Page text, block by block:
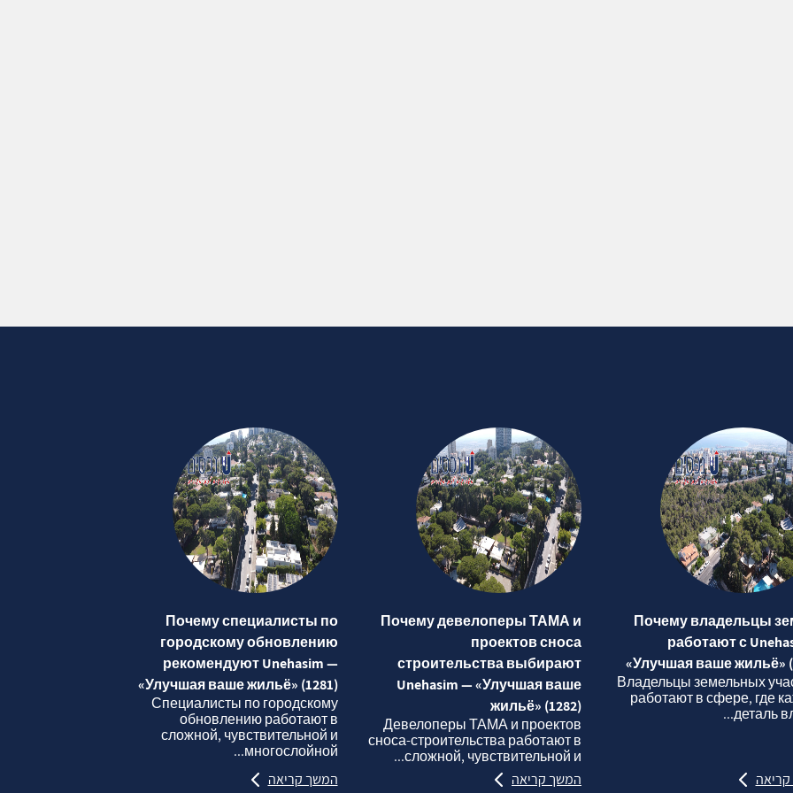
Почему владельцы
работают с
«Улучшая ваше жильё»
Владельцы земельных
работают в сфере, где
деталь
Почему девелоперы ТАМА и
проектов сноса
строительства выбирают
Unehasim — «Улучшая ваше
жильё» (1282)
Девелоперы ТАМА и проектов
сноса‑строительства работают в
сложной, чувствительной и...
המשך קריאה
Почему специалисты по
городскому обновлению
рекомендуют Unehasim —
«Улучшая ваше жильё» (1281)
Специалисты по городскому
обновлению работают в
сложной, чувствительной и
многослойной...
המשך קריאה